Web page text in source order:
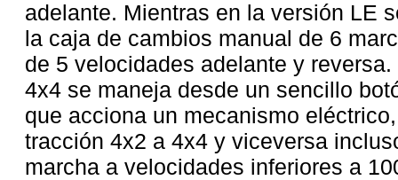
adelante. Mientras en la versión LE
la caja de cambios manual de 6
de 5 velocidades adelante y
4x4 se maneja desde un sencillo
que acciona un mecanismo
tracción 4x2 a 4x4 y viceversa
marcha a velocidades inferiores a